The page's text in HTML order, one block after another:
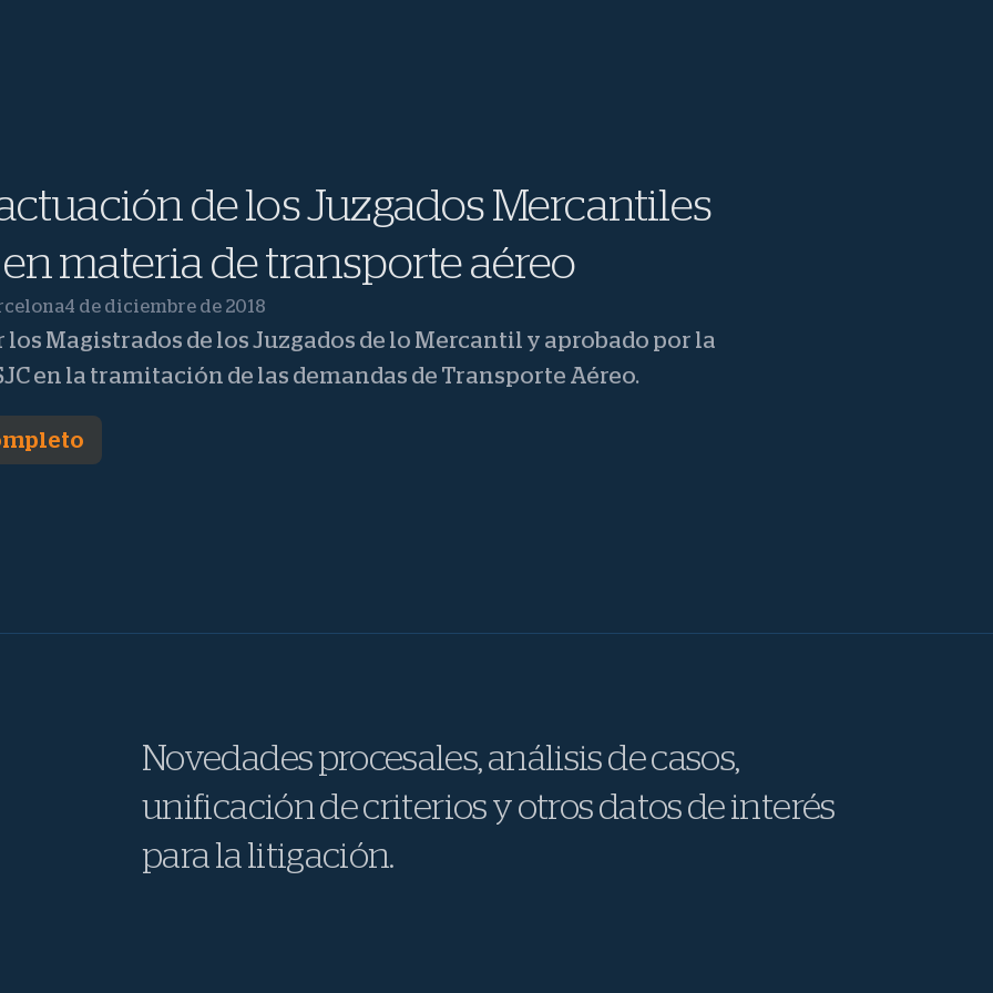
de los Juzgados Mercantiles
materia de transporte aéreo
4 de diciembre de 2018
Magistrados de los Juzgados de lo Mercantil y aprobado por la
en la tramitación de las demandas de Transporte Aéreo.
Novedades procesales, análisis de casos,
unificación de criterios y otros datos de interés
para la litigación.